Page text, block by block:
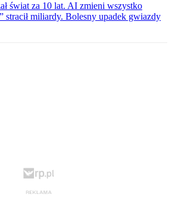
świat za 10 lat. AI zmieni wszystko
stracił miliardy. Bolesny upadek gwiazdy